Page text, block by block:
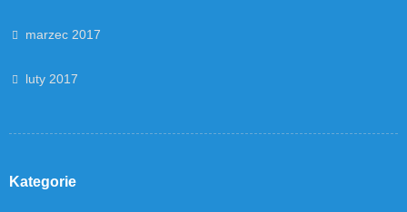
marzec 2017
luty 2017
Kategorie